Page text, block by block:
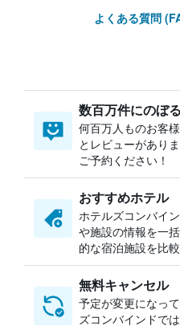
よくある質問
数百万件にのぼ
何百万人ものお客
とレビューがあり
ご予約ください！
おすすめホテル
ホテルズコンバイ
や施設の情報を一
的な宿泊施設を比
無料キャンセル
予定が変更になっ
ズコンバインドで